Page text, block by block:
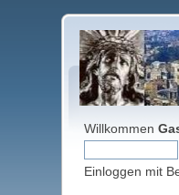
Willkommen
Einloggen mit